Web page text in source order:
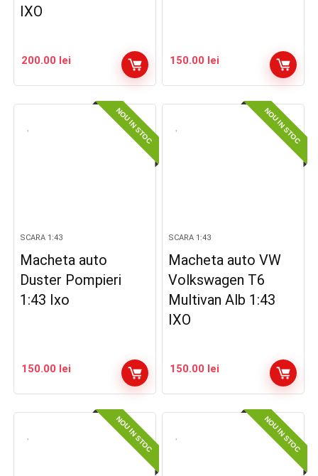
IXO
200.00 lei 150.00 lei
NOU IN STOC
SCARA 1:43
Macheta auto
Duster Pompieri
1:43 Ixo
150.00 lei
NOU IN STOC
SCARA 1:43
Macheta auto VW
Volkswagen T6
Multivan Alb 1:43
IXO
150.00 lei
NOU IN STOC NOU IN STOC